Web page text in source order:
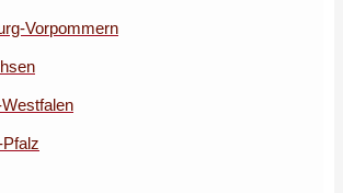
Vorpommern